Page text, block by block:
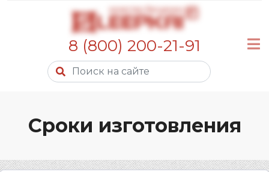
8 (800) 200-21-91
Сроки изготовления